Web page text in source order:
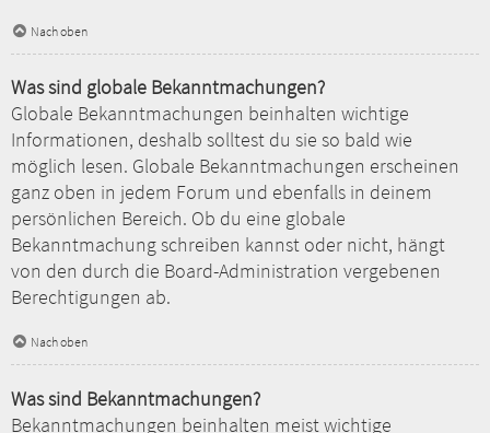
Nach oben
Was sind globale Bekanntmachungen?
Globale Bekanntmachungen beinhalten wichtige
Informationen, deshalb solltest du sie so bald wie
möglich lesen. Globale Bekanntmachungen erscheinen
ganz oben in jedem Forum und ebenfalls in deinem
persönlichen Bereich. Ob du eine globale
Bekanntmachung schreiben kannst oder nicht, hängt
von den durch die Board-Administration vergebenen
Berechtigungen ab.
Nach oben
Was sind Bekanntmachungen?
Bekanntmachungen beinhalten meist wichtige